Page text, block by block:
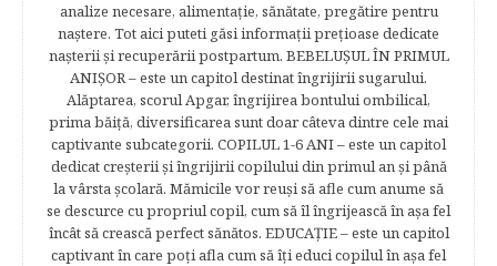
analize necesare, alimentaţie, sănătate, pregătire pentru
naştere. Tot aici puteti găsi informaţii preţioase dedicate
naşterii şi recuperării postpartum. BEBELUŞUL ÎN PRIMUL
ANIŞOR – este un capitol destinat îngrijirii sugarului.
Alăptarea, scorul Apgar, îngrijirea bontului ombilical,
prima băiţă, diversificarea sunt doar câteva dintre cele mai
captivante subcategorii. COPILUL 1-6 ANI – este un capitol
dedicat creşterii şi îngrijirii copilului din primul an şi până
la vârsta şcolară. Mămicile vor reuşi să afle cum anume să
se descurce cu propriul copil, cum să îl îngrijească în aşa fel
încât să crească perfect sănătos. EDUCAŢIE – este un capitol
captivant în care poţi afla cum să îţi educi copilul în aşa fel